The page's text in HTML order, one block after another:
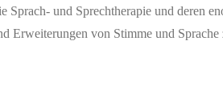
Sprach- und Sprechtherapie und deren
Erweiterungen von Stimme und